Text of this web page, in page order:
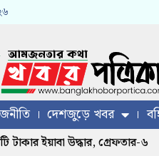
দেশজুড়ে খবর
উদ্ধার, গ্রেফতার-৬